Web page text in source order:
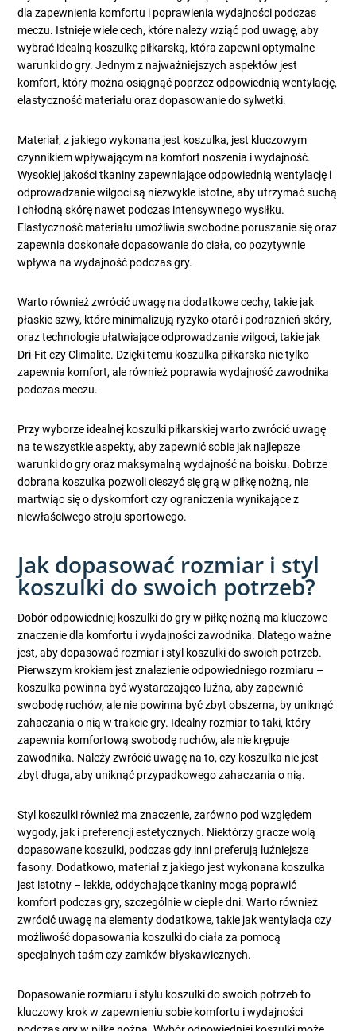
dla zapewnienia komfortu i poprawienia wydajności podczas
meczu. Istnieje wiele cech, które należy wziąć pod uwagę, aby
wybrać idealną koszulkę piłkarską, która zapewni optymalne
warunki do gry. Jednym z najważniejszych aspektów jest
komfort, który można osiągnąć poprzez odpowiednią wentylację,
elastyczność materiału oraz dopasowanie do sylwetki.
Materiał, z jakiego wykonana jest koszulka, jest kluczowym
czynnikiem wpływającym na komfort noszenia i wydajność.
Wysokiej jakości tkaniny zapewniające odpowiednią wentylację i
odprowadzanie wilgoci są niezwykle istotne, aby utrzymać suchą
i chłodną skórę nawet podczas intensywnego wysiłku.
Elastyczność materiału umożliwia swobodne poruszanie się oraz
zapewnia doskonałe dopasowanie do ciała, co pozytywnie
wpływa na wydajność podczas gry.
Warto również zwrócić uwagę na dodatkowe cechy, takie jak
płaskie szwy, które minimalizują ryzyko otarć i podrażnień skóry,
oraz technologie ułatwiające odprowadzanie wilgoci, takie jak
Dri-Fit czy Climalite. Dzięki temu koszulka piłkarska nie tylko
zapewnia komfort, ale również poprawia wydajność zawodnika
podczas meczu.
Przy wyborze idealnej koszulki piłkarskiej warto zwrócić uwagę
na te wszystkie aspekty, aby zapewnić sobie jak najlepsze
warunki do gry oraz maksymalną wydajność na boisku. Dobrze
dobrana koszulka pozwoli cieszyć się grą w piłkę nożną, nie
martwiąc się o dyskomfort czy ograniczenia wynikające z
niewłaściwego stroju sportowego.
Jak dopasować rozmiar i styl
koszulki do swoich potrzeb?
Dobór odpowiedniej koszulki do gry w piłkę nożną ma kluczowe
znaczenie dla komfortu i wydajności zawodnika. Dlatego ważne
jest, aby dopasować rozmiar i styl koszulki do swoich potrzeb.
Pierwszym krokiem jest znalezienie odpowiedniego rozmiaru –
koszulka powinna być wystarczająco luźna, aby zapewnić
swobodę ruchów, ale nie powinna być zbyt obszerna, by uniknąć
zahaczania o nią w trakcie gry. Idealny rozmiar to taki, który
zapewnia komfortową swobodę ruchów, ale nie krępuje
zawodnika. Należy zwrócić uwagę na to, czy koszulka nie jest
zbyt długa, aby uniknąć przypadkowego zahaczania o nią.
Styl koszulki również ma znaczenie, zarówno pod względem
wygody, jak i preferencji estetycznych. Niektórzy gracze wolą
dopasowane koszulki, podczas gdy inni preferują luźniejsze
fasony. Dodatkowo, materiał z jakiego jest wykonana koszulka
jest istotny – lekkie, oddychające tkaniny mogą poprawić
komfort podczas gry, szczególnie w ciepłe dni. Warto również
zwrócić uwagę na elementy dodatkowe, takie jak wentylacja czy
możliwość dopasowania koszulki do ciała za pomocą
specjalnych taśm czy zamków błyskawicznych.
Dopasowanie rozmiaru i stylu koszulki do swoich potrzeb to
kluczowy krok w zapewnieniu sobie komfortu i wydajności